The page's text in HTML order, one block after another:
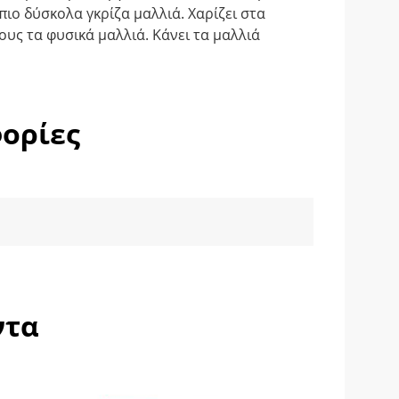
δύσκολα γκρίζα μαλλιά. Χαρίζει στα
τα φυσικά μαλλιά. Κάνει τα μαλλιά